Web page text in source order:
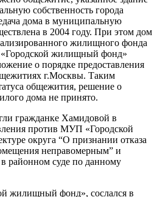
собственность города
дома в муниципальную
в 2004 году. При этом дом
жилищного фонда
жилищный фонд»
о порядке предоставления
г.Москвы. Таким
общежития, решение о
дома не принято.
гражданке Хамидовой в
против МУП «Городской
округа “О признании отказа
неправомерным” и
районном суде по данному
жилищный фонд», сослался в